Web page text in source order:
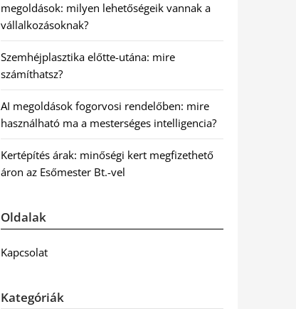
megoldások: milyen lehetőségeik vannak a
vállalkozásoknak?
Szemhéjplasztika előtte-utána: mire
számíthatsz?
AI megoldások fogorvosi rendelőben: mire
használható ma a mesterséges intelligencia?
Kertépítés árak: minőségi kert megfizethető
áron az Esőmester Bt.-vel
Oldalak
Kapcsolat
Kategóriák